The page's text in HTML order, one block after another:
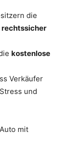
die
rechtssicher
kostenlose
Verkäufer
und
mit